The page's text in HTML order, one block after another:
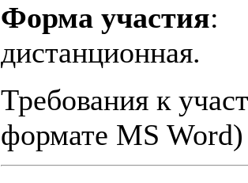
Форма участия:
дистанционная.
Требования к
формате MS